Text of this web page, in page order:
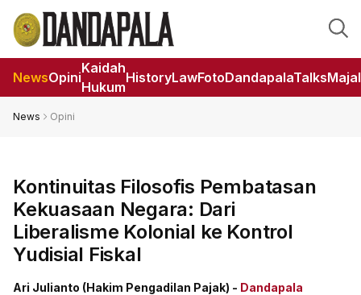
NewsOpini
Kaidah
Hukum
HistoryLawFotoDandapalaTalks
News Opini
Kontinuitas Filosofis Pembatasan
Kekuasaan Negara: Dari
Liberalisme Kolonial ke Kontrol
Yudisial Fiskal
Ari Julianto (Hakim Pengadilan Pajak) - Dandapala